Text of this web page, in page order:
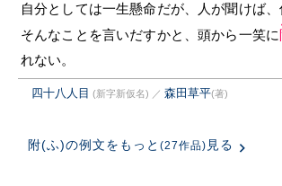
自分としては一生懸命だが、人が聞けば
そんなことを言いだすかと、頭から一笑に
れない。
四十八人目 (新字新仮名) ／ 森田草平(著)
附(ふ)の例文をもっと (27作品) 見る